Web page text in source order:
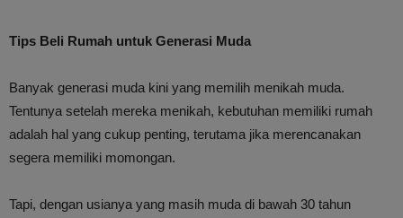
Tips Beli Rumah untuk Generasi Muda
Banyak generasi muda kini yang memilih menikah muda.
Tentunya setelah mereka menikah, kebutuhan memiliki rumah
adalah hal yang cukup penting, terutama jika merencanakan
segera memiliki momongan.
Tapi, dengan usianya yang masih muda di bawah 30 tahun